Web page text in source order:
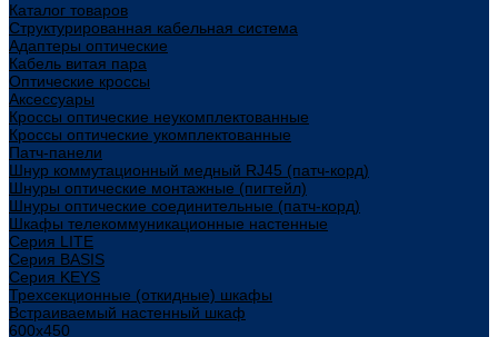
Каталог товаров
Структурированная кабельная система
Адаптеры оптические
Кабель витая пара
Оптические кроссы
Аксессуары
Кроссы оптические неукомплектованные
Кроссы оптические укомплектованные
Патч-панели
Шнур коммутационный медный RJ45 (патч-корд)
Шнуры оптические монтажные (пигтейл)
Шнуры оптические соединительные (патч-корд)
Шкафы телекоммуникационные настенные
Cерия LITE
Cерия BASIS
Cерия KEYS
Трехсекционные (откидные) шкафы
Встраиваемый настенный шкаф
600x450